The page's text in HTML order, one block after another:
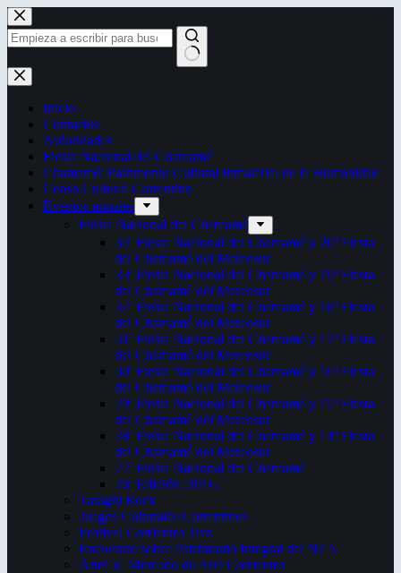
Saltar
al
contenido
Sin
resultados
Inicio
Contactos
Autoridades
Fiesta Nacional del Chamamé
Chamamé: Patrimonio Cultural Inmaterial de la Humanidad
Censo Cultural Correntino
Eventos anuales
Fiesta Nacional del Chamamé
34ª Fiesta Nacional del Chamamé y 20ª Fiesta
del Chamamé del Mercosur
33ª Fiesta Nacional del Chamamé y 19ª Fiesta
del Chamamé del Mercosur
32ª Fiesta Nacional del Chamamé y 18ª Fiesta
del Chamamé del Mercosur
31ª Fiesta Nacional del Chamamé y 17ª Fiesta
del Chamamé del Mercosur
30ª Fiesta Nacional del Chamamé y 16ª Fiesta
del Chamamé del Mercosur
29ª Fiesta Nacional del Chamamé y 15ª Fiesta
del Chamamé del Mercosur
28ª Fiesta Nacional del Chamamé y 14ª Fiesta
del Chamamé del Mercosur
27ª Fiesta Nacional del Chamamé
26ª Edición. 2016.
Taragüi Rock
Juegos Culturales Correntinos
Festival Corrientes Jazz
Encuentro sobre Patrimonio Integral del NEA
ArteCo. Mercado de Arte Corrientes